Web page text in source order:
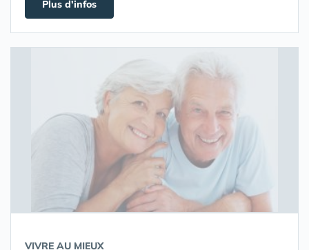
Plus d'infos
VIVRE AU MIEUX